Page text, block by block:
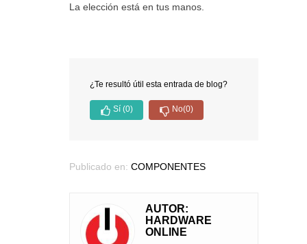
La elección está en tus manos.
¿Te resultó útil esta entrada de blog?
Sí (0) No(0)
Publicado en: COMPONENTES
AUTOR:
HARDWARE
ONLINE